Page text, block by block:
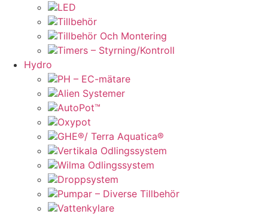
LED
Tillbehör
Tillbehör Och Montering
Timers – Styrning/Kontroll
Hydro
PH – EC-mätare
Alien Systemer
AutoPot™
Oxypot
GHE®/ Terra Aquatica®
Vertikala Odlingssystem
Wilma Odlingssystem
Droppsystem
Pumpar – Diverse Tillbehör
Vattenkylare